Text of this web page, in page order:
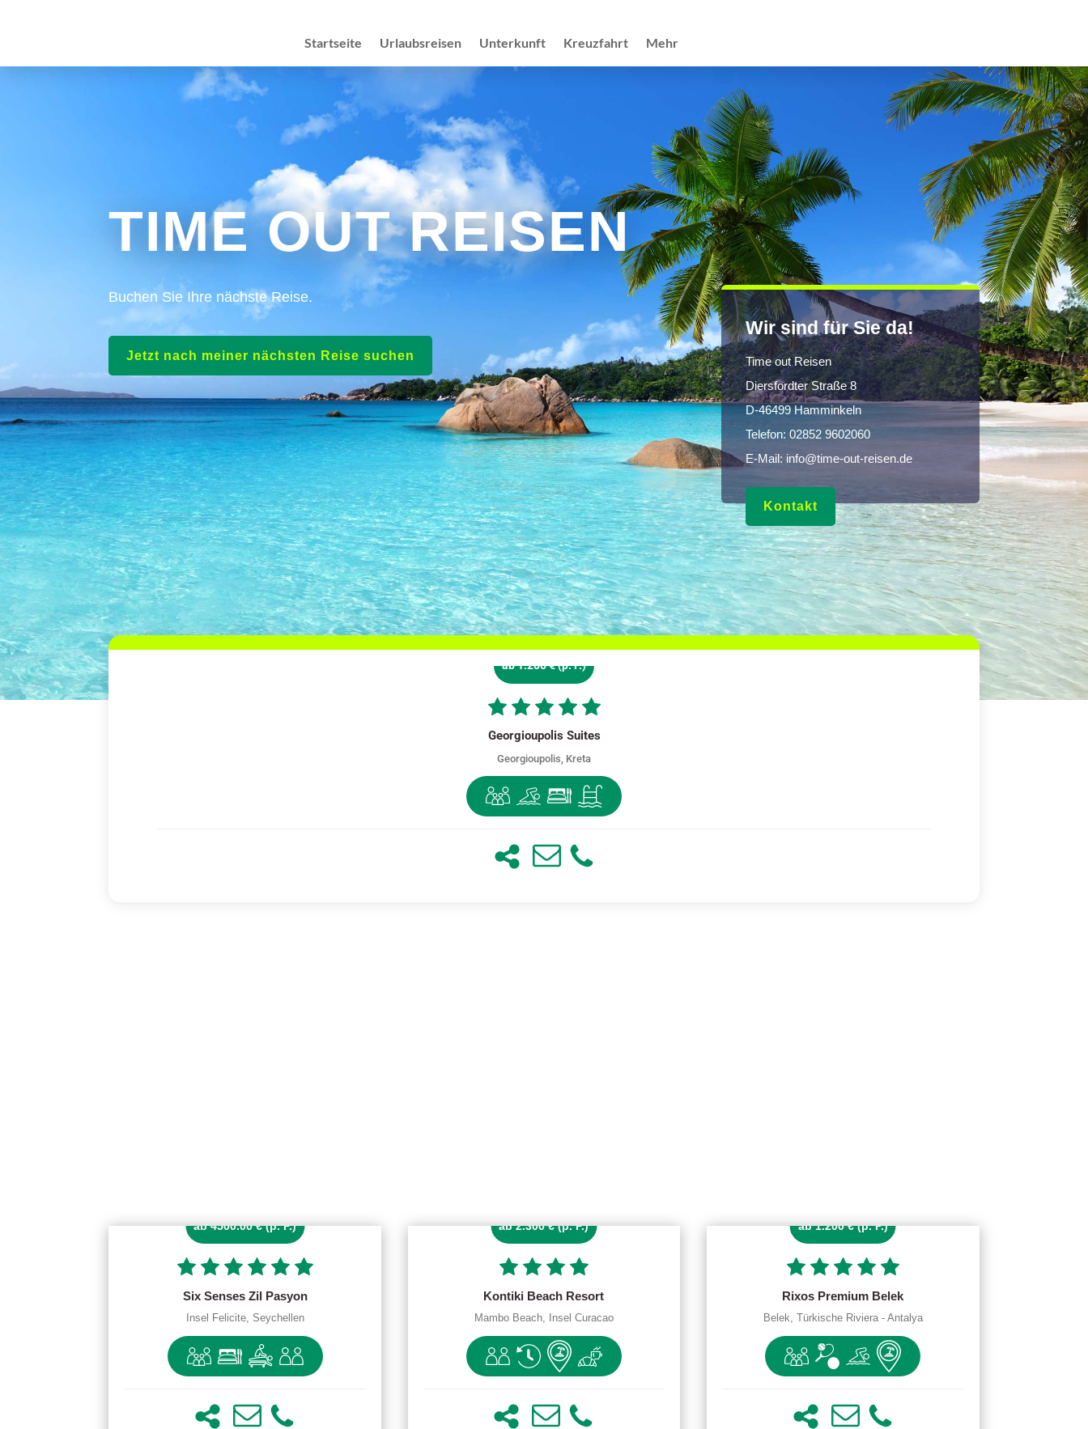
Startseite Urlaubsreisen Unterkunft Kreuzfahrt Mehr
TIME OUT REISEN
Buchen Sie Ihre nächste Reise.
Jetzt nach meiner nächsten Reise suchen
Wir sind für Sie da!
Time out Reisen
Diersfordter Straße 8
D-46499 Hamminkeln
Telefon: 02852 9602060
E-Mail: info@time-out-reisen.de
Kontakt
ab 1.200 € (p. P.)
Georgioupolis Suites
Georgioupolis, Kreta
ab 4500.00 € (p. P.)
Six Senses Zil Pasyon
Insel Felicite, Seychellen
ab 2.300 € (p. P.)
Kontiki Beach Resort
Mambo Beach, Insel Curacao
ab 1.200 € (p. P.)
Rixos Premium Belek
Belek, Türkische Riviera - Antalya